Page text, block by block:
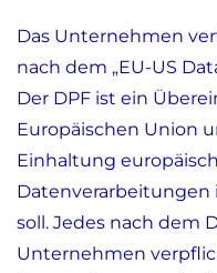
Das Unternehmen
nach dem „EU-US
Der DPF ist ein
Europäischen Union
Einhaltung
Datenverarbeitungen
soll. Jedes nach dem
Unternehmen